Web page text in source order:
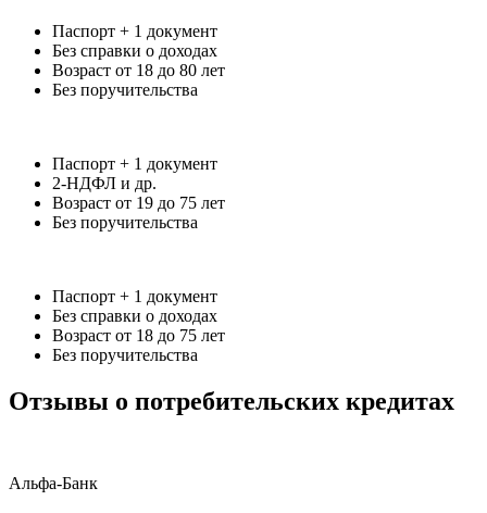
Паспорт + 1 документ
Без справки о доходах
Возраст от 18 до 80 лет
Без поручительства
Паспорт + 1 документ
2-НДФЛ и др.
Возраст от 19 до 75 лет
Без поручительства
Паспорт + 1 документ
Без справки о доходах
Возраст от 18 до 75 лет
Без поручительства
Отзывы о потребительских кредитах
Альфа-Банк